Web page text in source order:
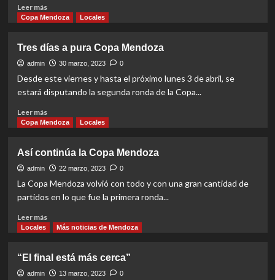
Leer másRead
more
más
líder
que
nunca
Copa Mendoza Locales
Tres días a pura Copa Mendoza
admin 30 marzo, 2023 0
Desde este viernes y hasta el próximo lunes 3 de abril, se
estará disputando la segunda ronda de la Copa...
Leer másRead
more
días
a
pura
Copa
Mendoza
Copa Mendoza Locales
Así continúa la Copa Mendoza
admin 22 marzo, 2023 0
La Copa Mendoza volvió con todo y con una gran cantidad de
partidos en lo que fue la primera ronda...
Leer másRead
more
continúa
la
Locales Más noticias de Mendoza
“El final está más cerca”
admin 13 marzo, 2023 0